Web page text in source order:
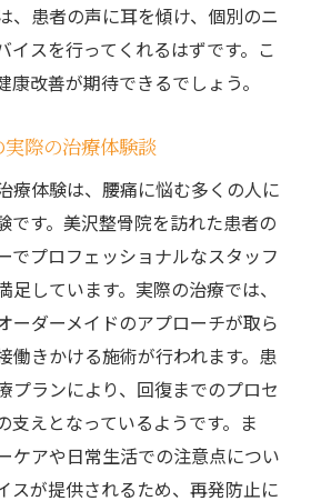
、患者の声に耳を傾け、個別のニ
イスを行ってくれるはずです。こ
改善が期待できるでしょう。
際の治療体験談
療体験は、腰痛に悩む多くの人に
です。美沢整骨院を訪れた患者の
でプロフェッショナルなスタッフ
足しています。実際の治療では、
ーダーメイドのアプローチが取ら
働きかける施術が行われます。患
プランにより、回復までのプロセ
支えとなっているようです。ま
ケアや日常生活での注意点につい
スが提供されるため、再発防止に